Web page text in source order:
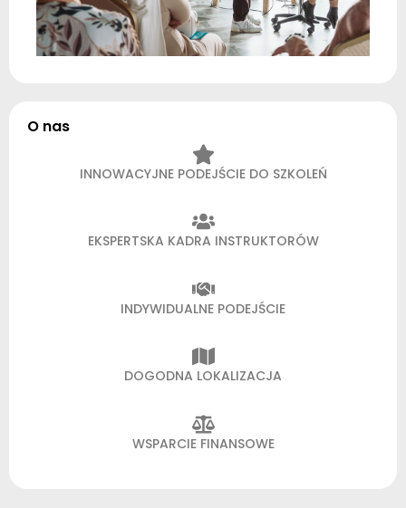
O nas
INNOWACYJNE PODEJŚCIE DO SZKOLEŃ
EKSPERTSKA KADRA INSTRUKTORÓW
INDYWIDUALNE PODEJŚCIE
DOGODNA LOKALIZACJA
WSPARCIE FINANSOWE